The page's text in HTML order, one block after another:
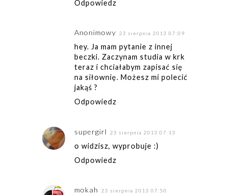
Odpowiedz
Anonimowy 23 sierpnia 2013 07:09
hey. Ja mam pytanie z innej
beczki. Zaczynam studia w krk
teraz i chciałabym zapisać się
na siłownię. Możesz mi polecić
jakąś ?
Odpowiedz
supergirl 23 sierpnia 2013 07:13
o widzisz, wyprobuje :)
Odpowiedz
mokah 23 sierpnia 2013 07:50